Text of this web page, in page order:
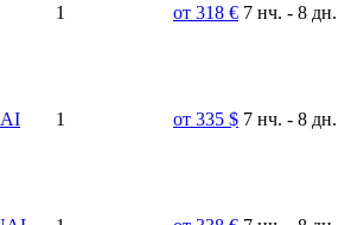
1 от 318 € 7 нч. - 8 дн.
1 от 335 $ 7 нч. - 8 дн.